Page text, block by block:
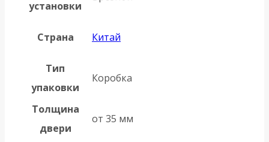
установки
Страна Китай
Тип
упаковки
Коробка
Толщина
двери
от 35 мм